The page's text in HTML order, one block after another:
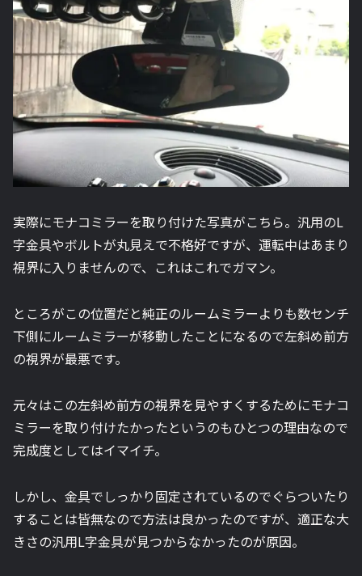
実際にモナコミラーを取り付けた写真がこちら。汎用のL
字金具やボルトが丸見えで不格好ですが、運転中はあまり
視界に入りませんので、これはこれでガマン。
ところがこの位置だと純正のルームミラーよりも数センチ
下側にルームミラーが移動したことになるので左斜め前方
の視界が最悪です。
元々はこの左斜め前方の視界を見やすくするためにモナコ
ミラーを取り付けたかったというのもひとつの理由なので
完成度としてはイマイチ。
しかし、金具でしっかり固定されているのでぐらついたり
することは皆無なので方法は良かったのですが、適正な大
きさの汎用L字金具が見つからなかったのが原因。